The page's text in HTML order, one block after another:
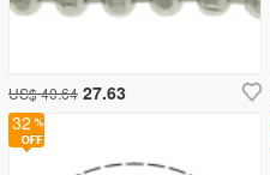
US$ 40.64 27.63
32